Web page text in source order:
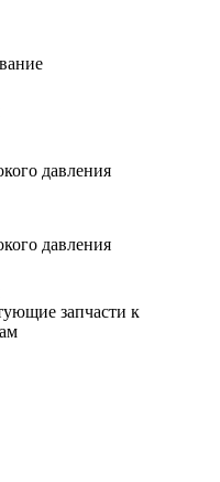
давления
давления
запчасти к